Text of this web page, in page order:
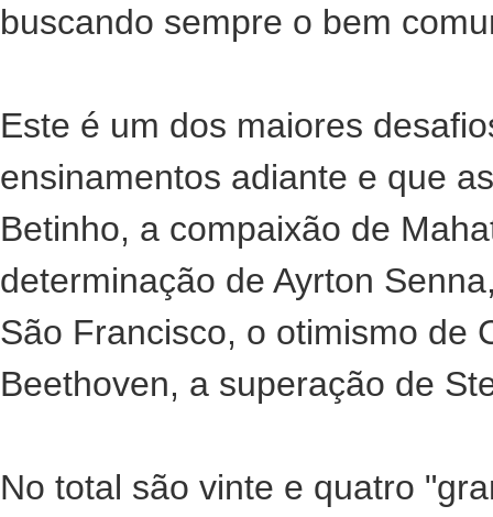
buscando sempre o bem
Este é um dos maiores
ensinamentos adiante e que
Betinho, a compaixão de
determinação de Ayrton
São Francisco, o otimismo de
Beethoven, a superação de
No total são vinte e quatro